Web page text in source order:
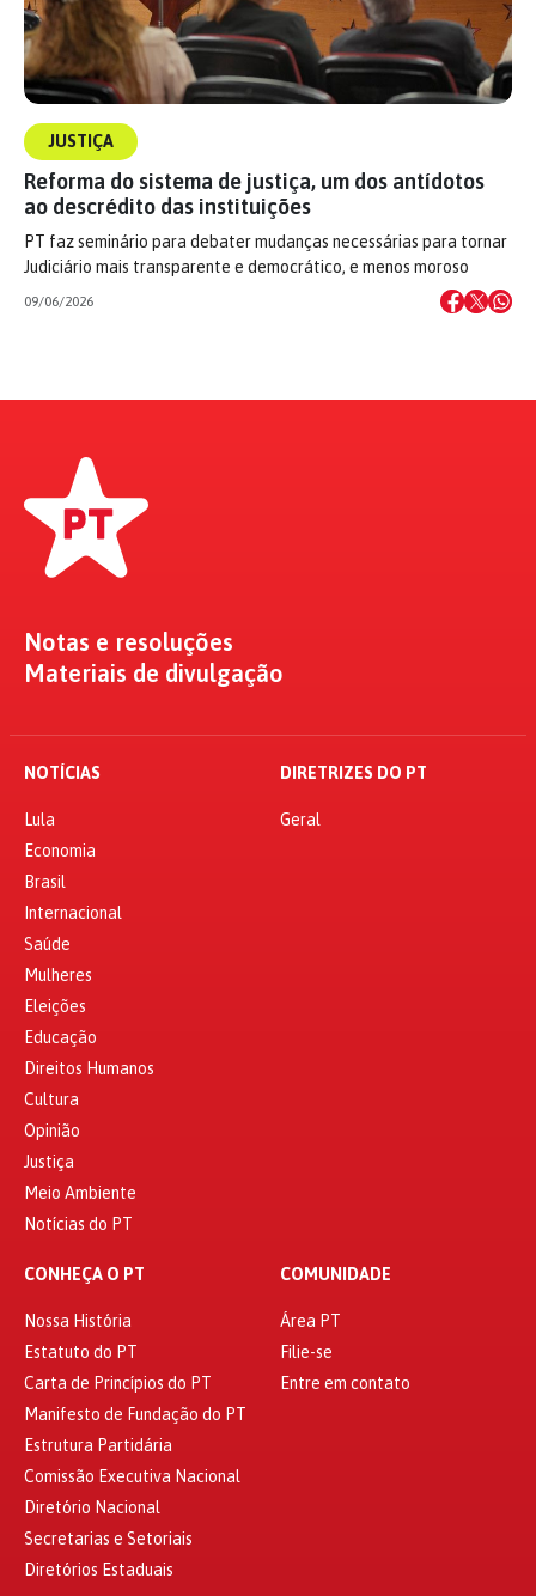
JUSTIÇA
Reforma do sistema de justiça, um dos antídotos
ao descrédito das instituições
PT faz seminário para debater mudanças necessárias para tornar
Judiciário mais transparente e democrático, e menos moroso
09/06/2026
Notas e resoluções
Materiais de divulgação
NOTÍCIAS
Lula
Economia
Brasil
Internacional
Saúde
Mulheres
Eleições
Educação
Direitos Humanos
Cultura
Opinião
Justiça
Meio Ambiente
Notícias do PT
DIRETRIZES DO PT
Geral
CONHEÇA O PT
Nossa História
Estatuto do PT
Carta de Princípios do PT
Manifesto de Fundação do PT
Estrutura Partidária
Comissão Executiva Nacional
Diretório Nacional
Secretarias e Setoriais
Diretórios Estaduais
COMUNIDADE
Área PT
Filie-se
Entre em contato